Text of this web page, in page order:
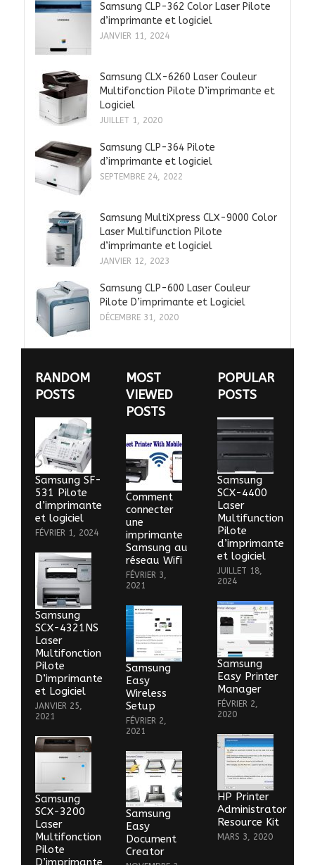
Samsung CLP-362 Color Laser Pilote
d’imprimante et logiciel
JANVIER 11, 2024
Samsung CLX-6260 Laser Couleur
Multifonction Pilote D’imprimante et
Logiciel
JUILLET 1, 2020
Samsung CLP-364 Pilote
d’imprimante et logiciel
SEPTEMBRE 24, 2022
Samsung MultiXpress CLX-9000 Color
Laser Multifunction Pilote
d’imprimante et logiciel
JANVIER 12, 2023
Samsung CLP-600 Laser Couleur
Pilote D’imprimante et Logiciel
DÉCEMBRE 31, 2020
RANDOM
POSTS
Samsung SF-
531 Pilote
d’imprimante
et logiciel
FÉVRIER 1, 2024
Samsung
SCX-4321NS
Laser
Multifonction
Pilote
D’imprimante
et Logiciel
JANVIER 25,
2021
Samsung
SCX-3200
Laser
Multifonction
Pilote
D’imprimante
MOST
VIEWED
POSTS
Comment
connecter
une
imprimante
Samsung au
réseau Wifi
FÉVRIER 3,
2021
Samsung
Easy
Wireless
Setup
FÉVRIER 2,
2021
Samsung
Easy
Document
Creator
POPULAR
POSTS
Samsung
SCX-4400
Laser
Multifunction
Pilote
d’imprimante
et logiciel
JUILLET 18,
2024
Samsung
Easy Printer
Manager
FÉVRIER 2,
2020
HP Printer
Administrator
Resource Kit
MARS 3, 2020